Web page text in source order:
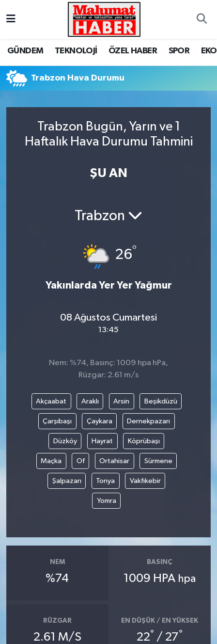
GÜNDEM TEKNOLOJİ ÖZEL HABER SPOR
Trabzon Hava Durumu
Trabzon Bugün, Yarın ve 1
Haftalık Hava Durumu Tahmini
ŞU AN
Trabzon
26°
Yakınlarda Yer Yer Yağmur
08 Ağustos Cumartesi
13:45
Nem: %74, Basınç: 1009 hpa hPa,
Rüzgar: 2.61 m/s
Akçaabat Araklı Arsin Beşikdüzü
Çarşıbaşı Çaykara Dernekpazarı
Düzköy Hayrat Köprübaşı
Maçka Of Ortahisar Sürmene
Şalpazarı Tonya Vakfıkebir
Yomra
NEM
%74
BASINÇ
1009 HPA hpa
RÜZGAR
2.61 M/S
EN DÜŞÜK / EN YÜKSEK
22° / 27°
Nöbetçi Eczaneler
Tüm Manşetler